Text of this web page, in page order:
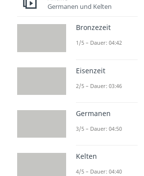
Germanen und Kelten
Bronzezeit
1/5 – Dauer: 04:42
Eisenzeit
2/5 – Dauer: 03:46
Germanen
3/5 – Dauer: 04:50
Kelten
4/5 – Dauer: 04:40